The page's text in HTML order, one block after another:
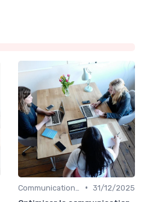
• 31/12/2025